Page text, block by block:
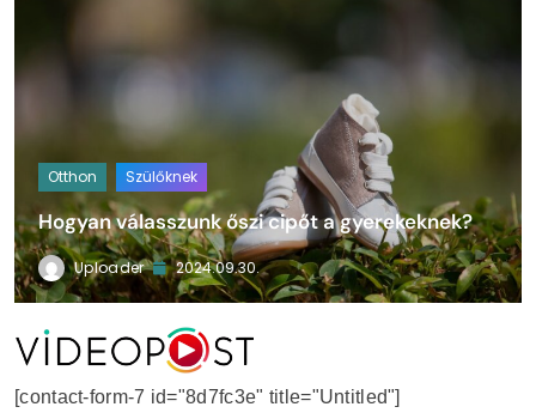
Otthon Szülőknek
Hogyan válasszunk őszi cipőt a gyerekeknek?
Uploader 2024.09.30.
[contact-form-7 id="8d7fc3e" title="Untitled"]